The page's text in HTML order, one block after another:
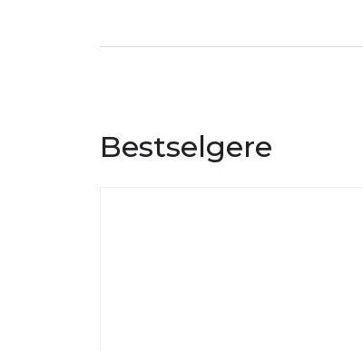
Bestselgere